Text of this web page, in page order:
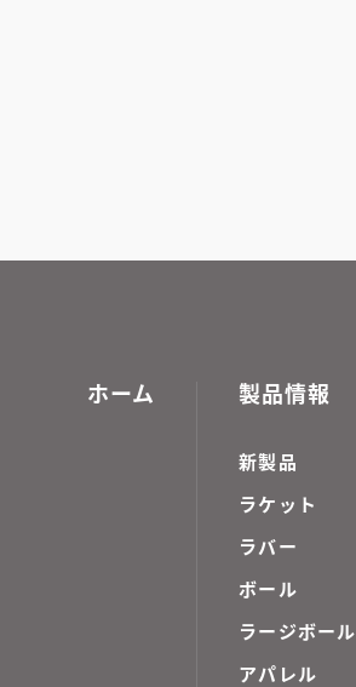
ホーム 製品情報
新製品
ラケット
ラバー
ボール
ラージボール
アパレル